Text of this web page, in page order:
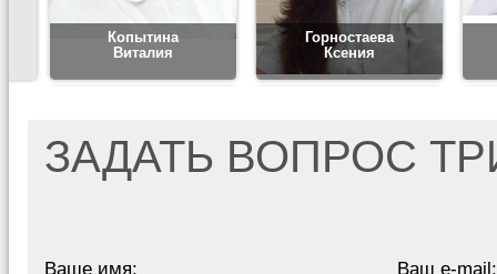
Копытина
Виталия
Горностаева
Ксения
ЗАДАТЬ ВОПРОС
Ваше имя: Ваш e-mail: